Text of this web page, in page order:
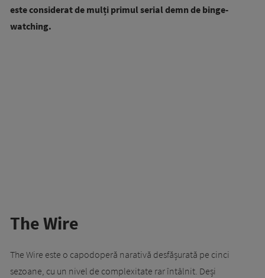
este considerat de mulți primul serial demn de binge-
watching.
The Wire
The Wire este o capodoperă narativă desfășurată pe cinci
sezoane, cu un nivel de complexitate rar întâlnit. Deși